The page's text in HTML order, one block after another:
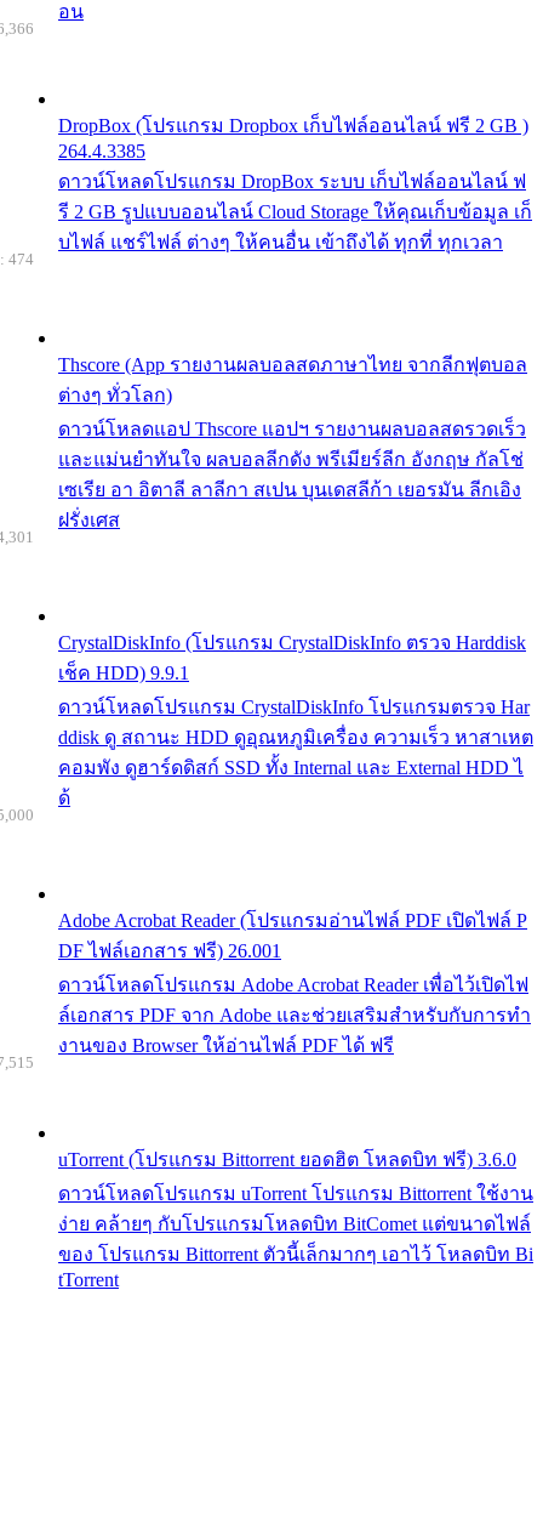
อน
DropBox (โปรแกรม Dropbox เก็บไฟล์ออนไลน์ ฟรี 2 GB )
264.4.3385
ดาวน์โหลดโปรแกรม DropBox ระบบ เก็บไฟล์ออนไลน์ ฟ
รี 2 GB รูปแบบออนไลน์ Cloud Storage ให้คุณเก็บข้อมูล เก็
บไฟล์ แชร์ไฟล์ ต่างๆ ให้คนอื่น เข้าถึงได้ ทุกที่ ทุกเวลา
Thscore (App รายงานผลบอลสดภาษาไทย จากลีกฟุตบอล
ต่างๆ ทั่วโลก)
ดาวน์โหลดแอป Thscore แอปฯ รายงานผลบอลสดรวดเร็ว
และแม่นยำทันใจ ผลบอลลีกดัง พรีเมียร์ลีก อังกฤษ กัลโช่
เซเรีย อา อิตาลี ลาลีกา สเปน บุนเดสลีก้า เยอรมัน ลีกเอิง
ฝรั่งเศส
474
CrystalDiskInfo (โปรแกรม CrystalDiskInfo ตรวจ Harddisk
เช็ค HDD) 9.9.1
ดาวน์โหลดโปรแกรม CrystalDiskInfo โปรแกรมตรวจ Har
ddisk ดู สถานะ HDD ดูอุณหภูมิเครื่อง ความเร็ว หาสาเหต
คอมพัง ดูฮาร์ดดิสก์ SSD ทั้ง Internal และ External HDD ไ
ด้
Adobe Acrobat Reader (โปรแกรมอ่านไฟล์ PDF เปิดไฟล์ P
DF ไฟล์เอกสาร ฟรี) 26.001
ดาวน์โหลดโปรแกรม Adobe Acrobat Reader เพื่อไว้เปิดไฟ
ล์เอกสาร PDF จาก Adobe และช่วยเสริมสำหรับกับการทำ
งานของ Browser ให้อ่านไฟล์ PDF ได้ ฟรี
uTorrent (โปรแกรม Bittorrent ยอดฮิต โหลดบิท ฟรี) 3.6.0
ดาวน์โหลดโปรแกรม uTorrent โปรแกรม Bittorrent ใช้งาน
ง่าย คล้ายๆ กับโปรแกรมโหลดบิท BitComet แต่ขนาดไฟล์
ของ โปรแกรม Bittorrent ตัวนี้เล็กมากๆ เอาไว้ โหลดบิท Bi
tTorrent